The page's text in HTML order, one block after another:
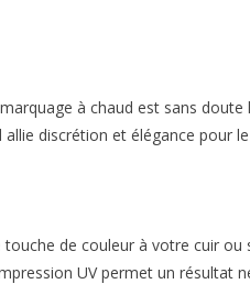
à chaud est sans
discrétion et élégance pour
de couleur à votre cuir
UV permet un